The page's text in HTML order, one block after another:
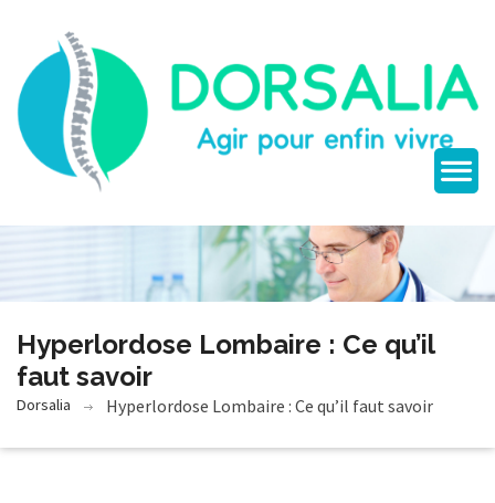
Hyperlordose Lombaire : Ce qu’il
faut savoir
Dorsalia Hyperlordose Lombaire : Ce qu’il faut savoir